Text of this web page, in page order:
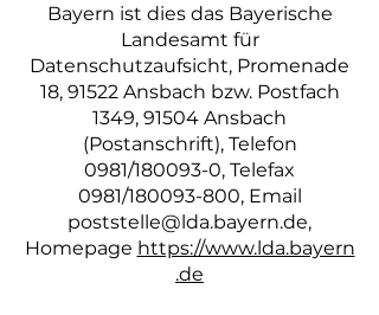
Bayern ist dies das Bayerische
Landesamt für
Datenschutzaufsicht, Promenade
18, 91522 Ansbach bzw. Postfach
1349, 91504 Ansbach
(Postanschrift), Telefon
0981/180093-0, Telefax
0981/180093-800, Email
poststelle@lda.bayern.de,
Homepage https://www.lda.bayern
.de